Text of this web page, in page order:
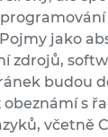
jako
zdrojů,
budou
s
včetně